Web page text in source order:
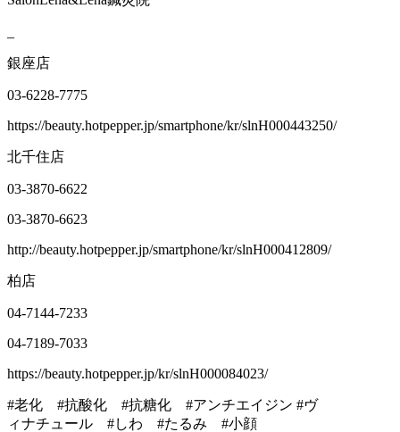
銀座店
03-6228-7775
https://beauty.hotpepper.jp/smartphone/kr/slnH000443250/
北千住店
03-3870-6622
03-3870-6623
http://beauty.hotpepper.jp/smartphone/kr/slnH000412809/
柏店
04-7144-7233
04-7189-7033
https://beauty.hotpepper.jp/kr/slnH000084023/
#老化 #抗酸化 #抗糖化 #アンチエイジン #ヴ
ィナチュール #しわ #たるみ #小顔